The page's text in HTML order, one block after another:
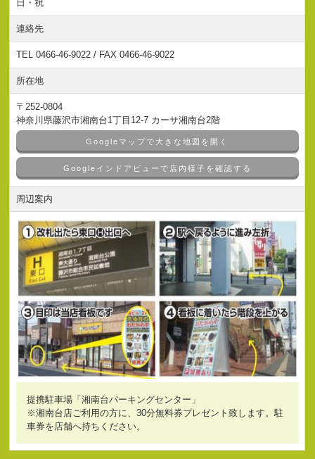
日・祝
連絡先
TEL 0466-46-9022 / FAX 0466-46-9022
所在地
〒252-0804
神奈川県藤沢市湘南台1丁目12-7 カーサ湘南台2階
Googleマップで大きな地図を開く
Googleインドアビューで店内様子を確認する
周辺案内
提携駐車場「湘南台パーキングセンター」
※湘南台店ご利用の方に、30分無料券プレゼント致します。駐
車券を店舗へ持ちください。